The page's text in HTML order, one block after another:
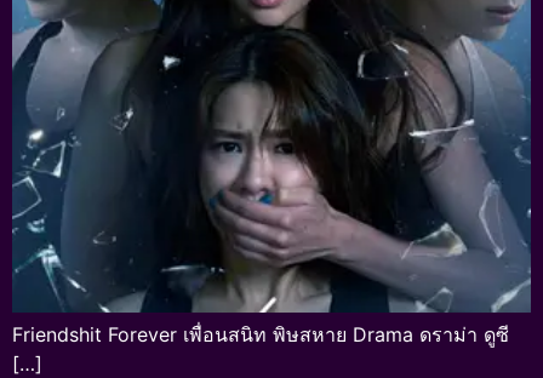
Friendshit Forever เพื่อนสนิท พิษสหาย Drama ดราม่า ดูซี
[…]